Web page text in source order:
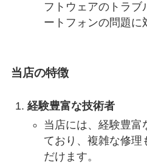
フトウェアのトラブ
ートフォンの問題に
当店の特徴
経験豊富な技術者
当店には、経験豊富
ており、複雑な修理
だけます。